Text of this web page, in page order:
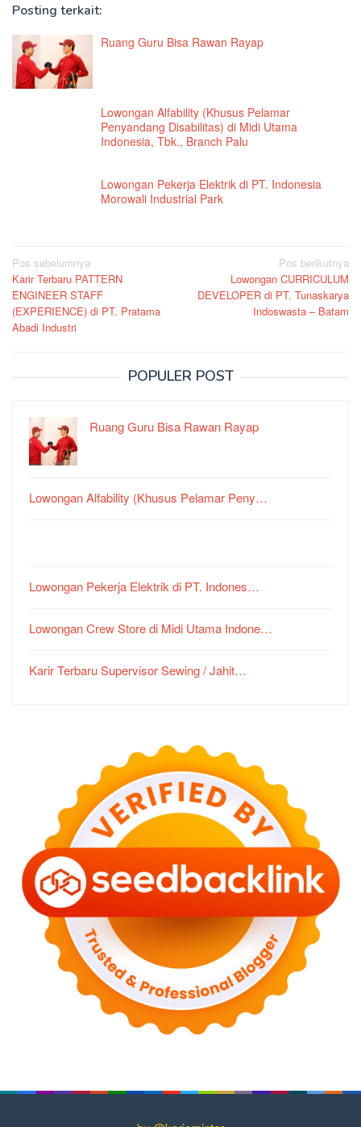
Posting terkait:
Ruang Guru Bisa Rawan Rayap
Lowongan Alfability (Khusus Pelamar
Penyandang Disabilitas) di Midi Utama
Indonesia, Tbk., Branch Palu
Lowongan Pekerja Elektrik di PT. Indonesia
Morowali Industrial Park
Navigasi
pos
Pos sebelumnya
Karir Terbaru PATTERN
ENGINEER STAFF
(EXPERIENCE) di PT. Pratama
Abadi Industri
Pos berikutnya
Lowongan CURRICULUM
DEVELOPER di PT. Tunaskarya
Indoswasta – Batam
POPULER POST
Ruang Guru Bisa Rawan Rayap
Lowongan Alfability (Khusus Pelamar Peny…
Lowongan Pekerja Elektrik di PT. Indones…
Lowongan Crew Store di Midi Utama Indone…
Karir Terbaru Supervisor Sewing / Jahit…